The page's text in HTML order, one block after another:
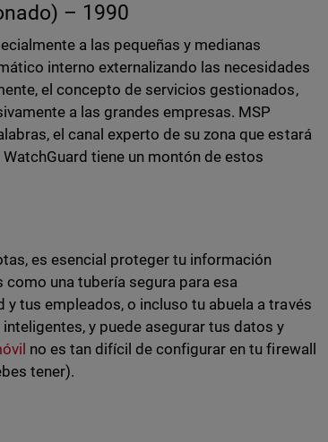
– 1990
a las pequeñas y medianas
interno externalizando las necesidades
el concepto de servicios gestionados,
a las grandes empresas. MSP
el canal experto de su zona que estará
tiene un montón de estos
es esencial proteger tu información
una tubería segura para esa
tus empleados, o incluso tu abuela a través
y puede asegurar tus datos y
no es tan difícil de configurar en tu firewall
tener).